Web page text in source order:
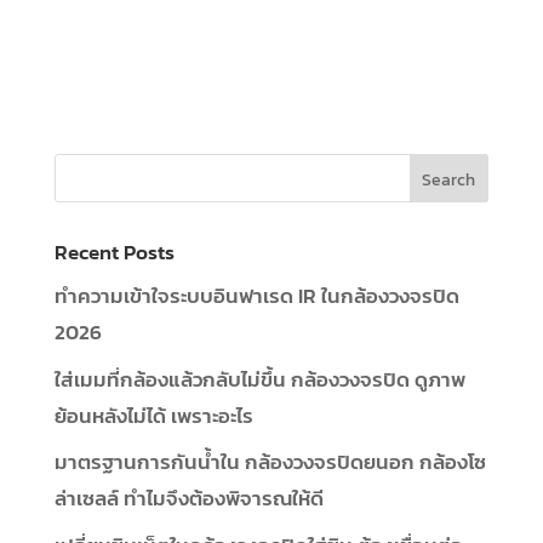
Recent Posts
ทำความเข้าใจระบบอินฟาเรด IR ในกล้องวงจรปิด
2026
ใส่เมมที่กล้องแล้วกลับไม่ขึ้น กล้องวงจรปิด ดูภาพ
ย้อนหลังไม่ได้ เพราะอะไร
มาตรฐานการกันน้ำใน กล้องวงจรปิดยนอก กล้องโซ
ล่าเซลล์ ทำไมจึงต้องพิจารณให้ดี